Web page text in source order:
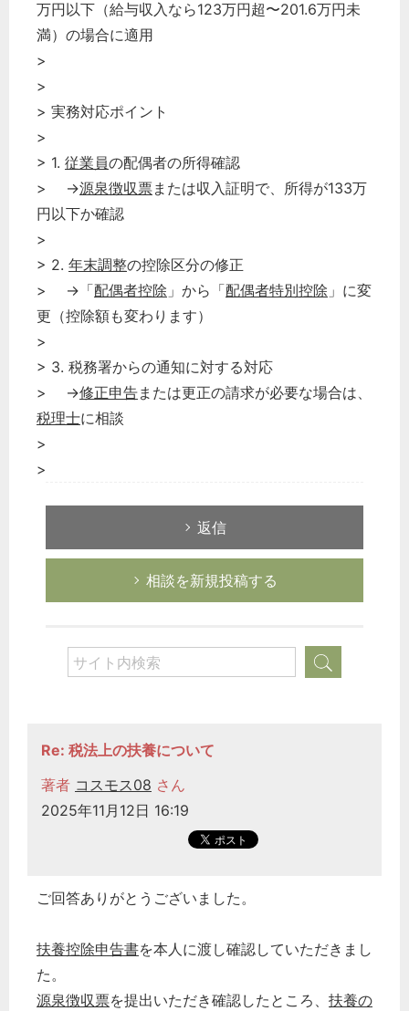
万円以下（給与収入なら123万円超〜201.6万円未
満）の場合に適用
>
>
> 実務対応ポイント
>
> 1. 従業員の配偶者の所得確認
> →源泉徴収票または収入証明で、所得が133万
円以下か確認
>
> 2. 年末調整の控除区分の修正
> →「配偶者控除 」から「配偶者特別控除 」に変
更（控除額も変わります）
>
> 3. 税務署からの通知に対する対応
> →修正申告または更正の請求が必要な場合は、
税理士に相談
>
>
返信
相談を新規投稿する
Re: 税法上の扶養について
著者 コスモス08 さん
2025年11月12日 16:19
ご回答ありがとうございました。
扶養控除申告書を本人に渡し確認していただきまし
た。
源泉徴収票を提出いただき確認したところ、 扶養の